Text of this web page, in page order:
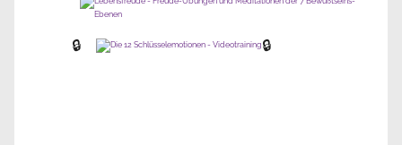
🔒 🔒